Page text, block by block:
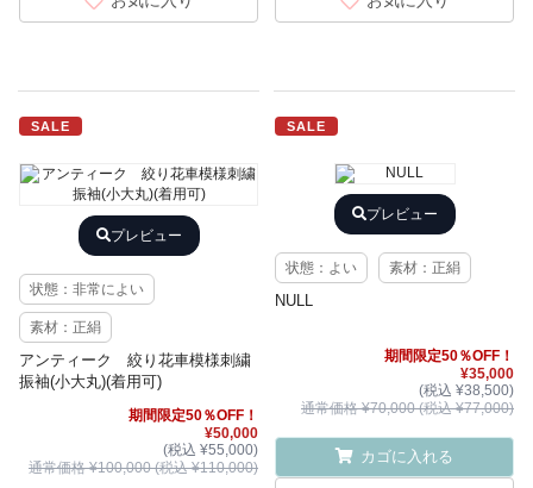
SALE
プレビュー
状態：非常によい
素材：正絹
アンティーク 絞り花車模様刺繍
振袖(小大丸)(着用可)
期間限定50％OFF！
¥50,000
(税込 ¥55,000)
通常価格 ¥100,000 (税込 ¥110,000)
SALE
プレビュー
状態：よい 素材：正絹
NULL
期間限定50％OFF！
¥35,000
(税込 ¥38,500)
通常価格 ¥70,000 (税込 ¥77,000)
カゴに入れる